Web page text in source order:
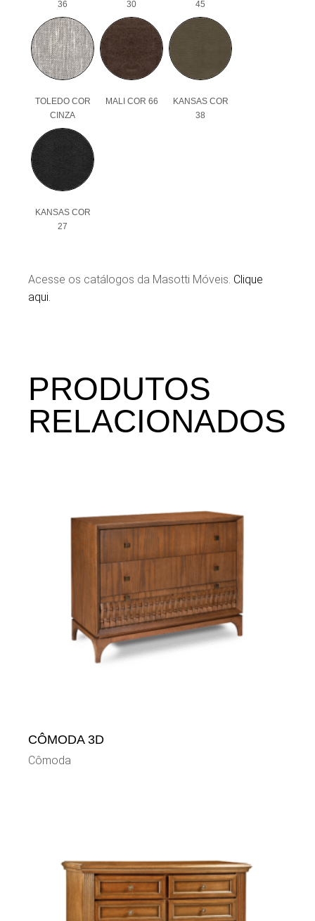
36
30
45
TOLEDO COR
CINZA
MALI COR 66
KANSAS COR
38
KANSAS COR
27
Acesse os catálogos da Masotti Móveis. Clique
aqui.
PRODUTOS
RELACIONADOS
CÔMODA 3D
Cômoda